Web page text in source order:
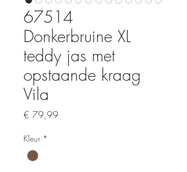
67514
Donkerbruine XL
teddy jas met
opstaande kraag
Vila
€ 79,99Prijs
Kleur *